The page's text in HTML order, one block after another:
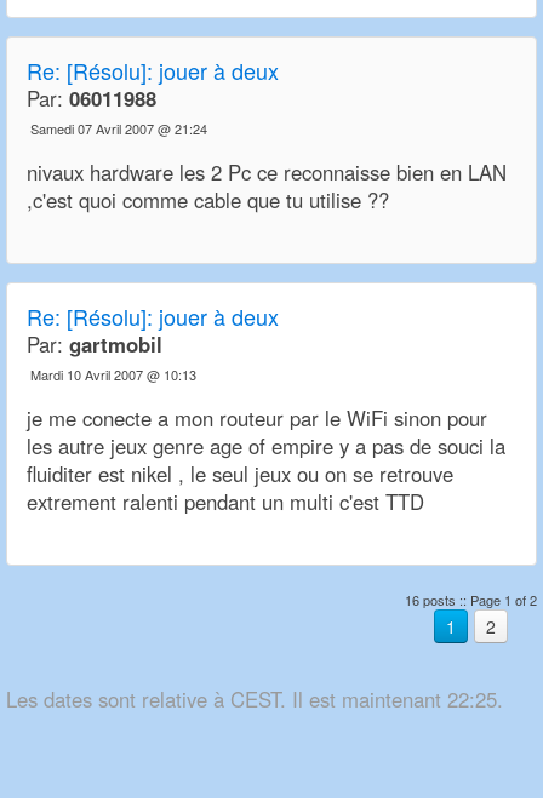
Re: [Résolu]: jouer à deux
Par: 06011988
Samedi 07 Avril 2007 @ 21:24
nivaux hardware les 2 Pc ce reconnaisse bien en LAN
,c'est quoi comme cable que tu utilise ??
Re: [Résolu]: jouer à deux
Par: gartmobil
Mardi 10 Avril 2007 @ 10:13
je me conecte a mon routeur par le WiFi sinon pour
les autre jeux genre age of empire y a pas de souci la
fluiditer est nikel , le seul jeux ou on se retrouve
extrement ralenti pendant un multi c'est TTD
16 posts :: Page 1 of 2
1 2
Les dates sont relative à CEST. Il est maintenant 22:25.